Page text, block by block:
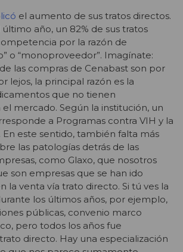
el aumento de sus tratos directos.
año, un 82% de sus tratos
por la razón de
o “monoproveedor”. Imagínate:
las compras de Cenabast son por
lejos, la principal razón es la
que no tienen
mercado. Según la institución, un
a Programas contra VIH y la
En este sentido, también falta más
las patologías detrás de las
como Glaxo, que nosotros
son empresas que se han ido
la venta vía trato directo. Si tú ves la
los últimos años, por ejemplo,
públicas, convenio marco
pero todos los años fue
directo. Hay una especialización